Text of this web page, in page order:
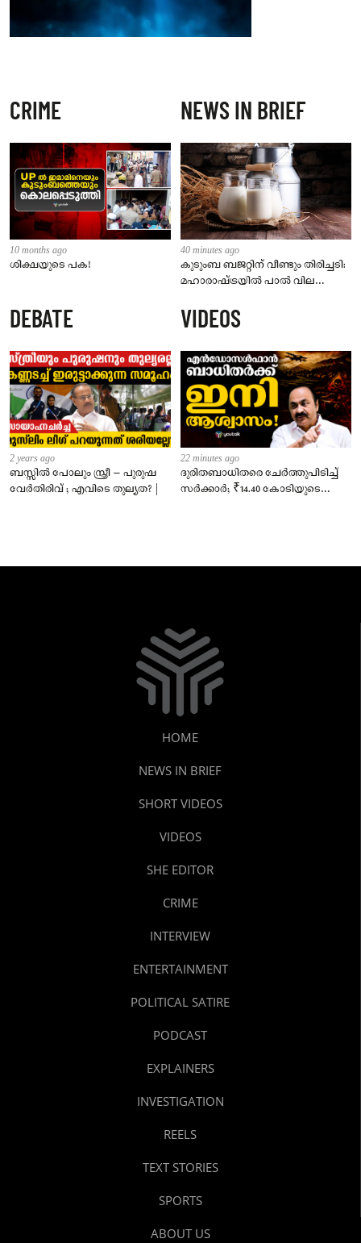
CRIME
10 months ago
ശിക്ഷയുടെ പക!
NEWS IN BRIEF
40 minutes ago
കുടുംബ ബജറ്റിന് വീണ്ടും തിരിച്ചടി:
മഹാരാഷ്ട്രയിൽ പാൽ വില
മുതൽ
DEBATE
2 years ago
ബസ്സിൽ പോലും സ്ത്രീ – പുരുഷ
വേർതിരിവ് ; എവിടെ തുല്യത? |
VIDEOS
22 minutes ago
ദുരിതബാധിതരെ ചേർത്തുപിടിച്ച്
സർക്കാർ; ₹14.40 കോടിയുടെ
HOME
NEWS IN BRIEF
SHORT VIDEOS
VIDEOS
SHE EDITOR
CRIME
INTERVIEW
ENTERTAINMENT
POLITICAL SATIRE
PODCAST
EXPLAINERS
INVESTIGATION
REELS
TEXT STORIES
SPORTS
ABOUT US